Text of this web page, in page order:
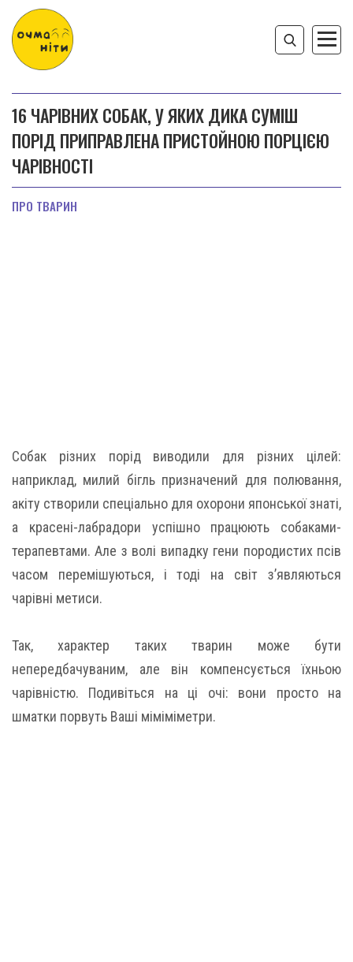
16 ЧАРІВНИХ СОБАК, У ЯКИХ ДИКА СУМІШ
ПОРІД ПРИПРАВЛЕНА ПРИСТОЙНОЮ ПОРЦІЄЮ
ЧАРІВНОСТІ
ПРО ТВАРИН
Собак різних порід виводили для різних цілей:
наприклад, милий бігль призначений для полювання,
акіту створили спеціально для охорони японської знаті,
а красені-лабрадори успішно працюють собаками-
терапевтами. Але з волі випадку гени породистих псів
часом перемішуються, і тоді на світ з’являються
чарівні метиси.
Так, характер таких тварин може бути
непередбачуваним, але він компенсується їхньою
чарівністю. Подивіться на ці очі: вони просто на
шматки порвуть Ваші міміміметри.